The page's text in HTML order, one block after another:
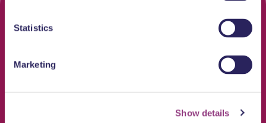
Statistics
Marketing
Show details